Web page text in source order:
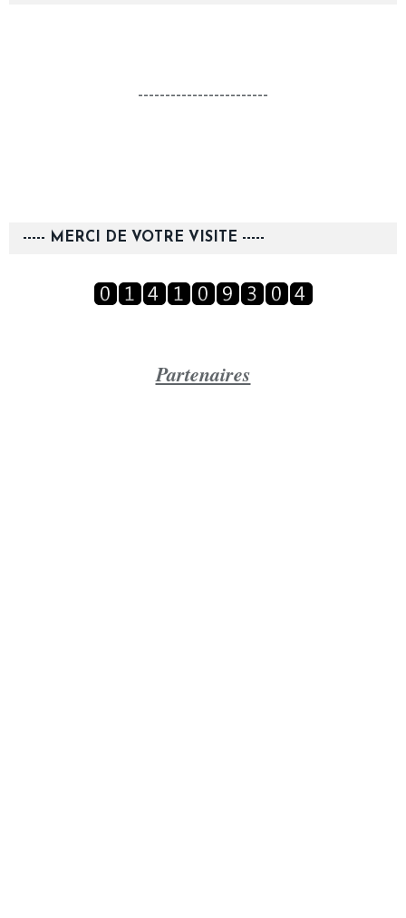
------------------------
----- MERCI DE VOTRE VISITE -----
Partenaires